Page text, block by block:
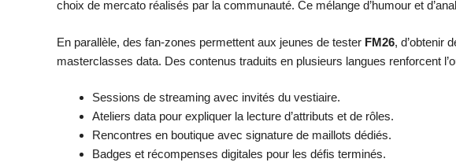
choix de mercato réalisés par la communauté. Ce mélange d’humour et
En parallèle, des fan-zones permettent aux jeunes de tester FM26, d’obtenir
masterclasses data. Des contenus traduits en plusieurs langues renforcent
Sessions de streaming avec invités du vestiaire.
Ateliers data pour expliquer la lecture d’attributs et de rôles.
Rencontres en boutique avec signature de maillots dédiés.
Badges et récompenses digitales pour les défis terminés.